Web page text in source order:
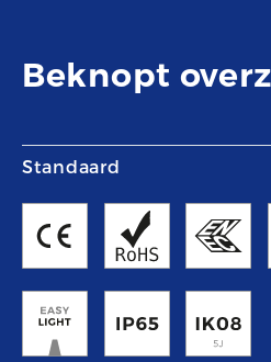
Beknopt
Standaard